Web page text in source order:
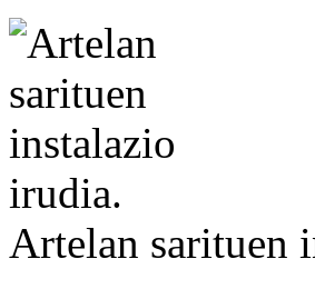
Artelan sarituen